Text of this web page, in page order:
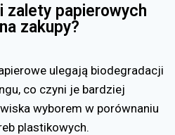
zalety papierowych
zakupy?
ulegają biodegradacji
co czyni je bardziej
wyborem w porównaniu
plastikowych.